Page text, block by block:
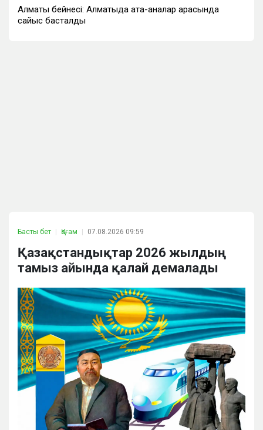
Алматы бейнесі: Алматыда ата-аналар арасында
сайыс басталды
Басты бет Қоғам 07.08.2026 09:59
Қазақстандықтар 2026 жылдың
тамыз айында қалай демалады